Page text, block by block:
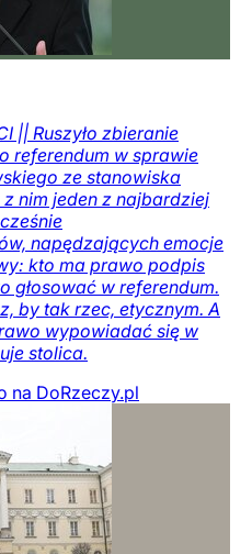
|| Ruszyło zbieranie
referendum w sprawie
ze stanowiska
nim jeden z najbardziej
napędzających emocje
kto ma prawo podpis
głosować w referendum.
by tak rzec, etycznym. A
wypowiadać się w
stolica.
na DoRzeczy.pl